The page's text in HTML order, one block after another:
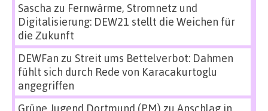
Sascha zu Fernwärme, Stromnetz und
Digitalisierung: DEW21 stellt die Weichen für
die Zukunft
DEWFan zu Streit ums Bettelverbot: Dahmen
fühlt sich durch Rede von Karacakurtoglu
angegriffen
Grüne Jugend Dortmund (PM) zu Anschlag in